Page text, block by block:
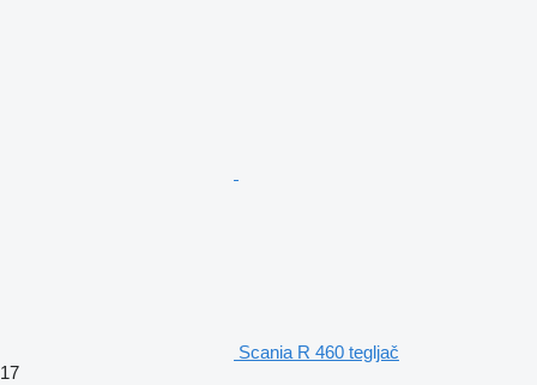
Scania R 460 tegljač
17